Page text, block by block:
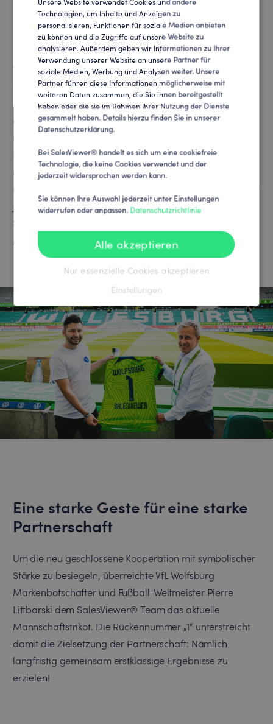
Durch den Einsatz von SalesViewer® gewinnt der VfL
Wolfsburg neue Kunden und Partner, die bislang im
Verborgenen geblieben sind. Mit SalesViewer® werden
anonyme Website-Besucher entschlüsselt und es wird
aufgedeckt, wofür sich diese potentiellen Kunden genau
interessieren. Die Lösung stellt ein umfangreiches
Bedarfs- und Besuchsprofil bereit, mit dem die
Marketing- & Vertriebsmitarbeiter den Entscheider zur
richtigen Zeit und an der richtigen Stelle in der Customer
Journey ansprechen können. Die Wölfe und das
SalesViewer®-Team freuen sich auf viele gemeinsame
„Siege“ in Wolfsburg!
Eine starke Geste für eine starke
Partnerschaft
Um die neu geschlossene Kooperation mit symbolischer
Stärke zu besiegeln, überreichte VfL Wolfsburg
Markenbotschafter und Fußball-Weltmeister Pierre
Littbarski dem SalesViewer® Team das aktuelle
Mannschaftstrikot. Die Rückennummer „1“ unterstreicht
damit die Zielsetzung der Partnerschaft: Nämlich
langfristig gemeinsam erstklassige Ergebnisse zu
erzielen!
GERMAN
Technologien, um Inhalte und Anzeigen zu
personalisieren, Funktionen für soziale Medien anbieten
zu können und die Zugriffe auf unsere Website zu
analysieren. Außerdem geben wir Informationen zu Ihrer
Verwendung unserer Website an unsere Partner für
soziale Medien, Werbung und Analysen weiter. Unsere
Partner führen diese Informationen möglicherweise mit
weiteren Daten zusammen, die Sie ihnen bereitgestellt
haben oder die sie im Rahmen Ihrer Nutzung der Dienste
gesammelt haben. Details hierzu finden Sie in unserer
Datenschutzerklärung.
Bei SalesViewer® handelt es sich um eine cookiefreie
Technologie, die keine Cookies verwendet und der
jederzeit widersprochen werden kann.
Sie können Ihre Auswahl jederzeit unter Einstellungen
widerrufen oder anpassen. Datenschutzrichtlinie
Alle akzeptieren
Nur essenzielle Cookies akzeptieren
Einstellungen